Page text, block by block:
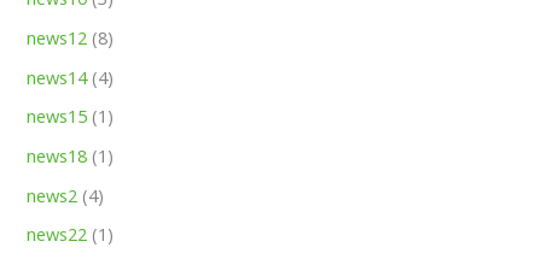
news12 (8)
news14(4)
news15 (1)
news18 (1)
news2 (4)
news22 (1)